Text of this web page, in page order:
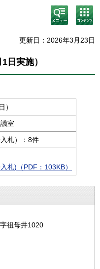
検
索・
メニ
コン
テン
ニュ
更新日：2026年3月23日
日実施）
）
室
札）：8件
札)（PDF：103KB）
祖母井1020